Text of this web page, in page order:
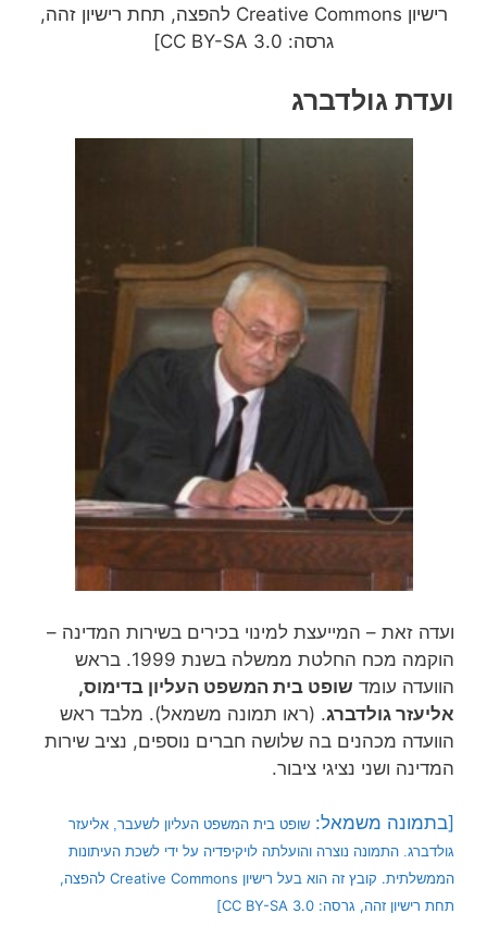
רישיון Creative Commons להפצה, תחת רישיון זהה,
גרסה: CC BY-SA 3.0]
ועדת גולדברג
ועדה זאת – המייעצת למינוי בכירים בשירות המדינה –
הוקמה מכח החלטת ממשלה בשנת 1999. בראש
הוועדה עומד שופט בית המשפט העליון בדימוס,
אליעזר גולדברג. (ראו תמונה משמאל). מלבד ראש
הוועדה מכהנים בה שלושה חברים נוספים, נציב שירות
המדינה ושני נציגי ציבור.
[בתמונה משמאל: שופט בית המשפט העליון לשעבר, אליעזר
גולדברג. התמונה נוצרה והועלתה לויקיפדיה על ידי לשכת העיתונות
הממשלתית. קובץ זה הוא בעל רישיון Creative Commons להפצה,
תחת רישיון זהה, גרסה: CC BY-SA 3.0]